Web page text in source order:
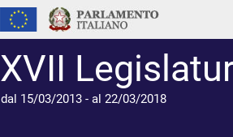
XVII
dal 15/03/2013 - al 22/03/2018